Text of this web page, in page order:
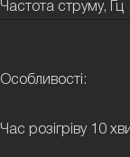
Частота струму, Гц
Особливості:
Час розігріву 10